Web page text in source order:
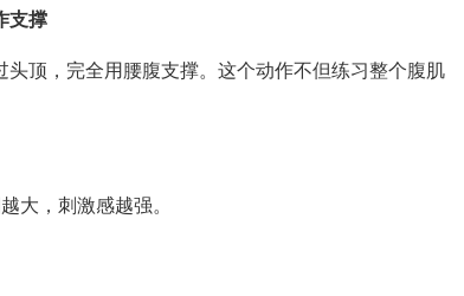
支撑
顶，完全用腰腹支撑。这个动作不但练习整个腹肌
，刺激感越强。